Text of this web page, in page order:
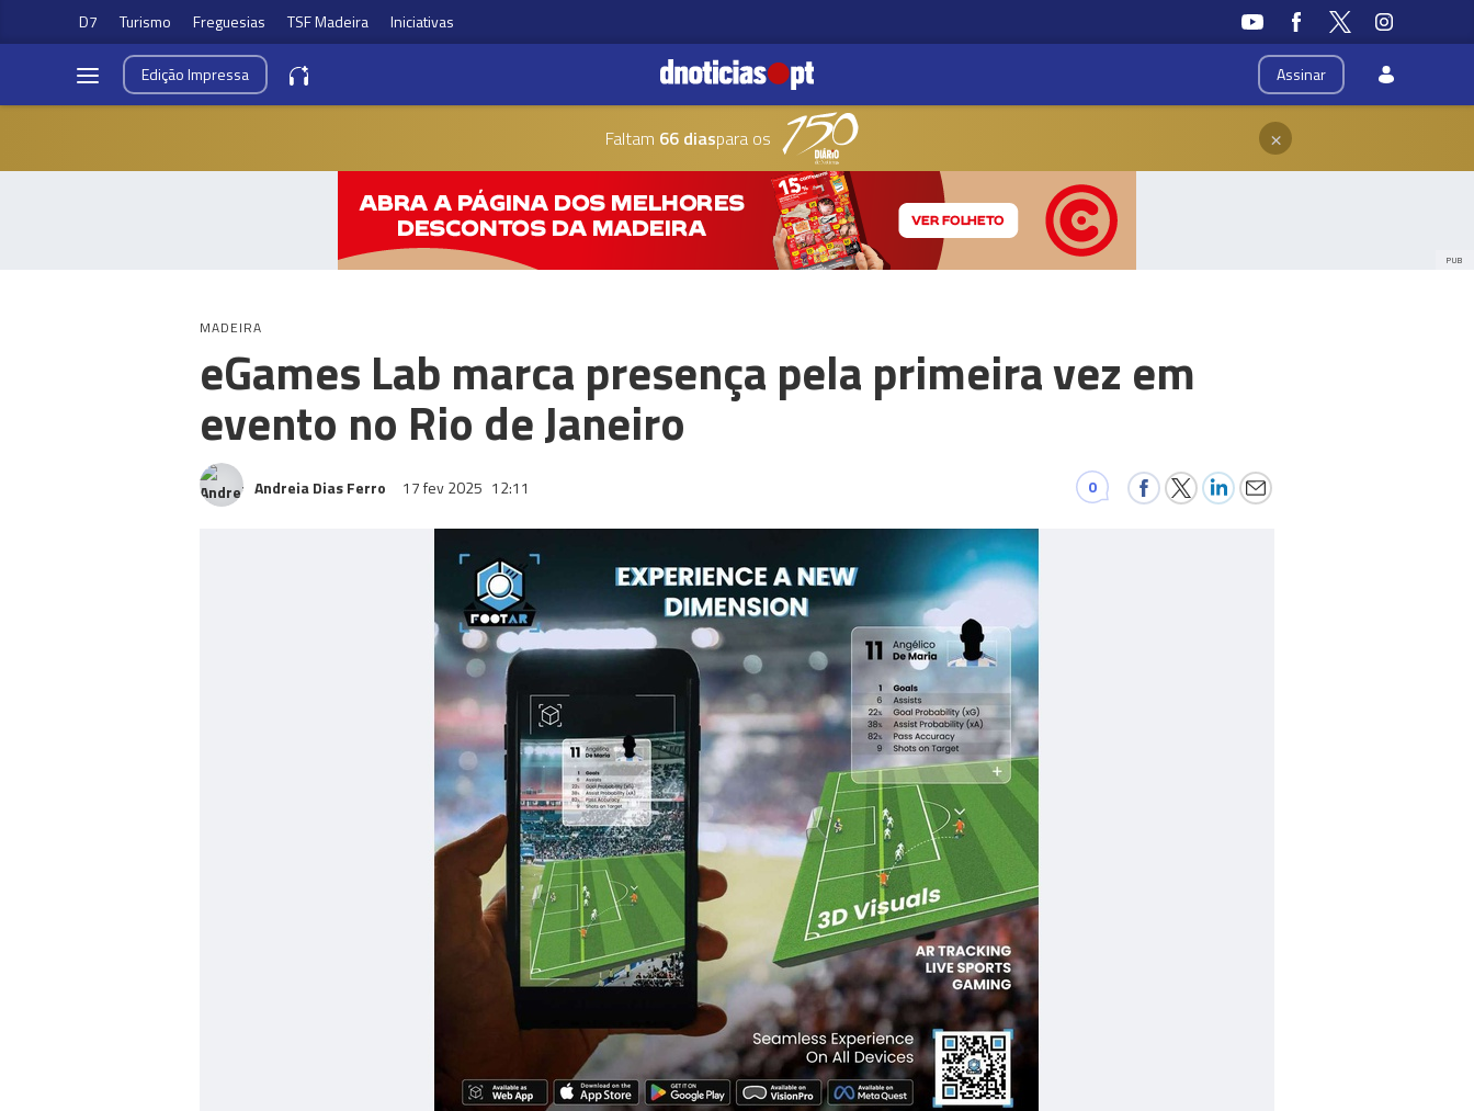
D7 Turismo Freguesias TSF Madeira Iniciativas
Assinar
EdiçãoImpressa
Faltam 66 diaspara os ×
PUB
MADEIRA
eGames Lab marca presença pela primeira vez em
evento no Rio de Janeiro
Andreia Dias Ferro 17 fev 2025 12:11 0